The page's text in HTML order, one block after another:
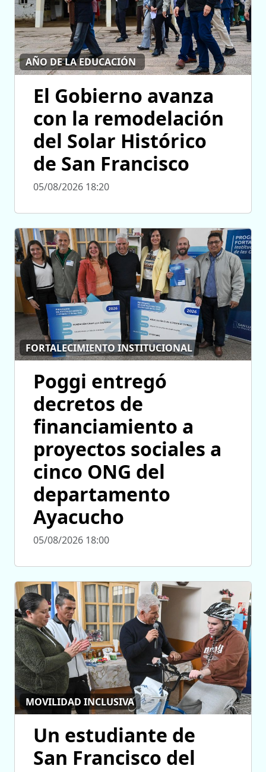
AÑO DE LA EDUCACIÓN
El Gobierno avanza
con la remodelación
del Solar Histórico
de San Francisco
05/08/2026 18:20
FORTALECIMIENTO INSTITUCIONAL
Poggi entregó
decretos de
financiamiento a
proyectos sociales a
cinco ONG del
departamento
Ayacucho
05/08/2026 18:00
MOVILIDAD INCLUSIVA
Un estudiante de
San Francisco del